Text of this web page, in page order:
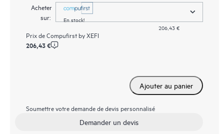
Acheter
sur:
En stock!
206,43 €
Prix deCompufirst by XEFI
206,43 €
Ajouter au panier
Soumettre votre demande de devis personnalisé
Demander un devis